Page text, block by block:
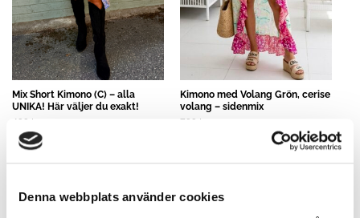
Denna webbplats använder cookies
Mix Short Kimono (C) – alla
UNIKA! Här väljer du exakt!
499 kr
Kimono med Volang Grön, cerise
volang – sidenmix
799 kr